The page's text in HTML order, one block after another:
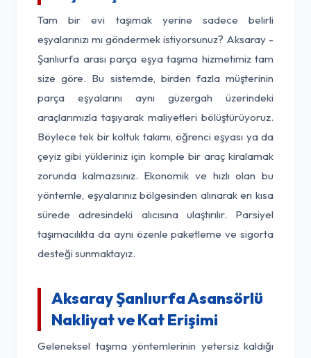
Tam bir evi taşımak yerine sadece belirli
eşyalarınızı mı göndermek istiyorsunuz? Aksaray -
Şanlıurfa arası parça eşya taşıma hizmetimiz tam
size göre. Bu sistemde, birden fazla müşterinin
parça eşyalarını aynı güzergah üzerindeki
araçlarımızla taşıyarak maliyetleri bölüştürüyoruz.
Böylece tek bir koltuk takımı, öğrenci eşyası ya da
çeyiz gibi yükleriniz için komple bir araç kiralamak
zorunda kalmazsınız. Ekonomik ve hızlı olan bu
yöntemle, eşyalarınız bölgesinden alınarak en kısa
sürede adresindeki alıcısına ulaştırılır. Parsiyel
taşımacılıkta da aynı özenle paketleme ve sigorta
desteği sunmaktayız.
Aksaray Şanlıurfa Asansörlü
Nakliyat ve Kat Erişimi
Geleneksel taşıma yöntemlerinin yetersiz kaldığı